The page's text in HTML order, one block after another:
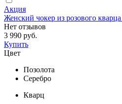
Акция
Женский чокер из розового
Нет отзывов
3 990 руб.
Купить
Цвет
Позолота
Серебро
Кварц